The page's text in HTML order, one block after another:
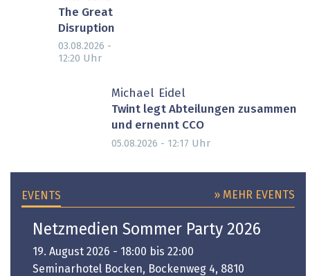
The Great
Disruption
03.08.2026 -
12:20 Uhr
Michael Eidel
Twint legt Abteilungen zusammen
und ernennt CCO
05.08.2026 - 12:17 Uhr
EVENTS » MEHR EVENTS
Netzmedien Sommer Party 2026
19. August 2026 - 18:00 bis 22:00
Seminarhotel Bocken, Bockenweg 4, 8810